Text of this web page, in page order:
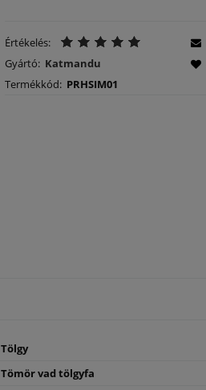
Értékelés:
Gyártó: Katmandu
Termékkód: PRHSIM01
Tölgy
Tömör vad tölgyfa